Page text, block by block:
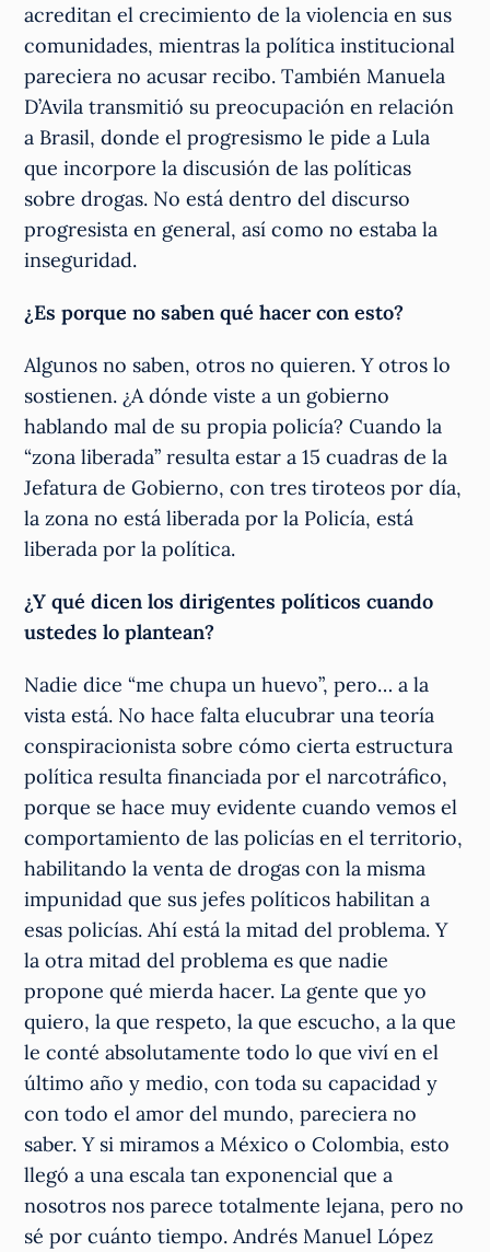
acreditan el crecimiento de la violencia en sus
comunidades, mientras la política institucional
pareciera no acusar recibo. También Manuela
D’Avila transmitió su preocupación en relación
a Brasil, donde el progresismo le pide a Lula
que incorpore la discusión de las políticas
sobre drogas. No está dentro del discurso
progresista en general, así como no estaba la
inseguridad.
¿Es porque no saben qué hacer con esto?
Algunos no saben, otros no quieren. Y otros lo
sostienen. ¿A dónde viste a un gobierno
hablando mal de su propia policía? Cuando la
“zona liberada” resulta estar a 15 cuadras de la
Jefatura de Gobierno, con tres tiroteos por día,
la zona no está liberada por la Policía, está
liberada por la política.
¿Y qué dicen los dirigentes políticos cuando
ustedes lo plantean?
Nadie dice “me chupa un huevo”, pero… a la
vista está. No hace falta elucubrar una teoría
conspiracionista sobre cómo cierta estructura
política resulta financiada por el narcotráfico,
porque se hace muy evidente cuando vemos el
comportamiento de las policías en el territorio,
habilitando la venta de drogas con la misma
impunidad que sus jefes políticos habilitan a
esas policías. Ahí está la mitad del problema. Y
la otra mitad del problema es que nadie
propone qué mierda hacer. La gente que yo
quiero, la que respeto, la que escucho, a la que
le conté absolutamente todo lo que viví en el
último año y medio, con toda su capacidad y
con todo el amor del mundo, pareciera no
saber. Y si miramos a México o Colombia, esto
llegó a una escala tan exponencial que a
nosotros nos parece totalmente lejana, pero no
sé por cuánto tiempo. Andrés Manuel López